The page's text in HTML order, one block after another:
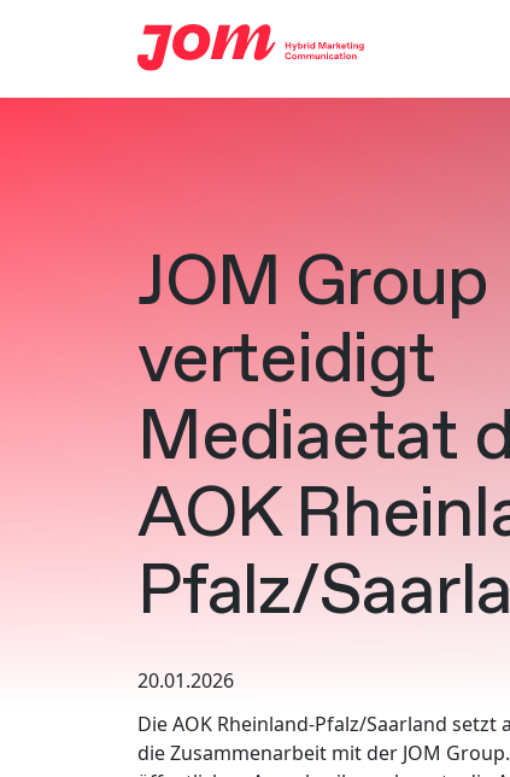
JOM Group
verteidigt
Mediaetat
AOK
Pfalz/
20.01.2026
Die AOK Rheinland-Pfalz/Saarland
die Zusammenarbeit mit der JOM